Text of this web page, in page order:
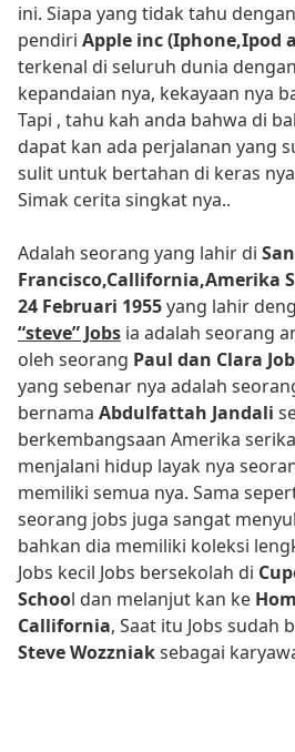
ini. Siapa yang tidak tahu dengan
pendiri Apple inc (Iphone,Ipod
terkenal di seluruh dunia
kepandaian nya, kekayaan nya
Tapi , tahu kah anda bahwa di
dapat kan ada perjalanan yang
sulit untuk bertahan di keras
Simak cerita singkat nya..
Adalah seorang yang lahir di San
Francisco,Callifornia,Amerika
24 Februari 1955yang lahir
“steve” Jobs ia adalah seorang
oleh seorang Paul dan Clara
yang sebenar nya adalah
bernama Abdulfattah Jandali
berkembangsaan Amerika
menjalani hidup layak nya
memiliki semua nya. Sama
seorang jobs juga sangat
bahkan dia memiliki koleksi
Jobs kecil Jobs bersekolah di
School dan melanjut kan ke
Callifornia, Saat itu Jobs sudah
Steve Wozzniaksebagai